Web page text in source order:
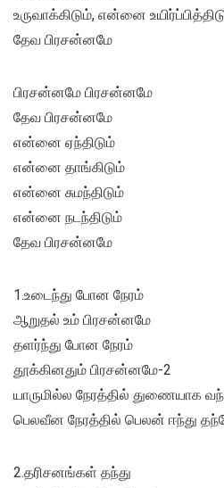
உருவாக்கிடும், என்னை
தேவ பிரசன்னமே
பிரசன்னமே பிரசன்னமே
தேவ பிரசன்னமே
என்னை ஏந்திடும்
என்னை தாங்கிடும்
என்னை சுமந்திடும்
என்னை நடந்திடும்
தேவ பிரசன்னமே
1.உடைந்து போன நேரம்
ஆறுதல் உம் பிரசன்னமே
தளர்ந்து போன நேரம்
தூக்கினதும் பிரசன்னமே-2
யாருமில்ல நேரத்தில் துணையாக
பெலவீன நேரத்தில் பெலன் ஈந்து
2.தரிசனங்கள் தந்து